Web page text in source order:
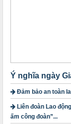
lượt xem: 4200 |
3716/TLD-TC
Công văn hướng
đoàn khi đơn vị
Thời gian đăng:
lượt xem: 2006 |
Ý nghĩa ngày
Đảm bảo an toàn
Liên đoàn Lao
ấm công đoàn”...